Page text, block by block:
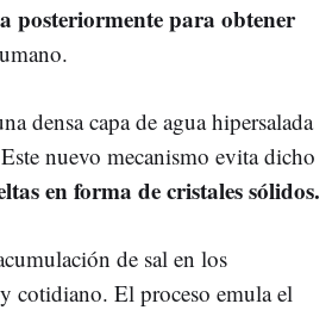
posteriormente para obtener
densa capa de agua hipersalada
nuevo mecanismo evita dicho
en forma de cristales sólidos.
de sal en los
cotidiano. El proceso emula el